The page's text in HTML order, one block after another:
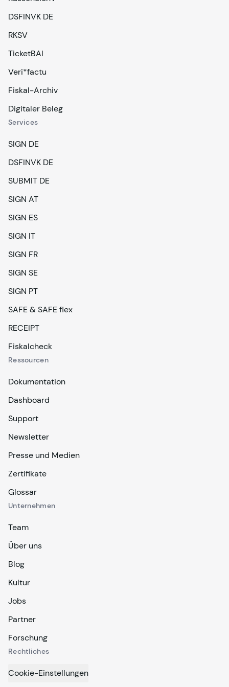
DSFINVK DE
RKSV
TicketBAI
Veri*factu
Fiskal-Archiv
Digitaler Beleg
Services
SIGN DE
DSFINVK DE
SUBMIT DE
SIGN AT
SIGN ES
SIGN IT
SIGN FR
SIGN SE
SIGN PT
SAFE & SAFE flex
RECEIPT
Fiskalcheck
Ressourcen
Dokumentation
Dashboard
Support
Newsletter
Presse und Medien
Zertifikate
Glossar
Unternehmen
Team
Über uns
Blog
Kultur
Jobs
Partner
Forschung
Rechtliches
Cookie-Einstellungen